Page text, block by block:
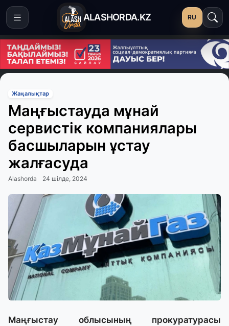
ALASHORDA.KZ RU
Жаңалықтар
Маңғыстауда мұнай
сервистік компаниялары
басшыларын ұстау
жалғасуда
Alashorda 24 шілде, 2024
Маңғыстау облысының прокуратурасы